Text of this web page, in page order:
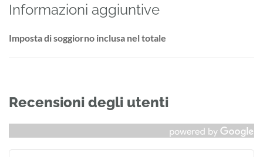
Informazioni aggiuntive
Imposta di soggiorno inclusa nel totale
Recensioni degli utenti